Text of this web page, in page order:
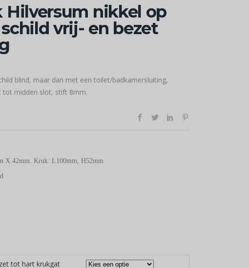
Hilversum nikkel op
vrij- en bezet
blind, maar dan met een toilet/badkamersluiting,
tot midden slot, stift 8mm.
X 42mm. Kruk: L100mm, H52mm
tot hart krukgat